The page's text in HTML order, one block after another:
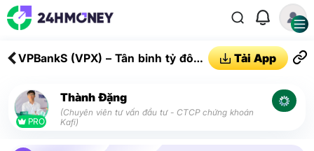
VPBankS (VPX) – Tân binh tỷ đô
xuống tiền ngay từ IPO
Tải App
PRO
Thành Đặng
(Chuyên viên tư vấn đầu tư - CTCP chứng khoán
Kafi)